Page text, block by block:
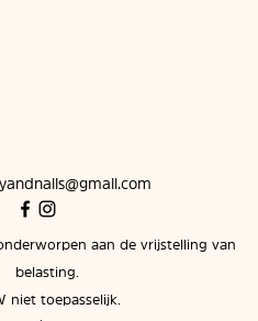
aan de vrijstelling van
belasting.
niet toepasselijk.